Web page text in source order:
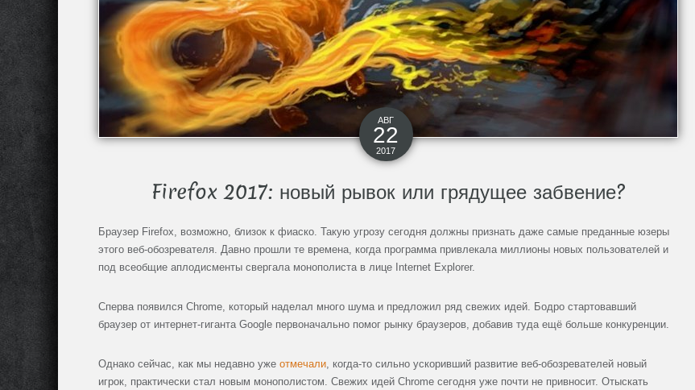
АВГ
22
2017
Firefox 2017: новый рывок или грядущее забвение?
Браузер Firefox, возможно, близок к фиаско. Такую угрозу сегодня должны признать даже самые преданные юзеры
этого веб-обозревателя. Давно прошли те времена, когда программа привлекала миллионы новых пользователей и
под всеобщие аплодисменты свергала монополиста в лице Internet Explorer.
Сперва появился Chrome, который наделал много шума и предложил ряд свежих идей. Бодро стартовавший
браузер от интернет-гиганта Google первоначально помог рынку браузеров, добавив туда ещё больше конкуренции.
Однако сейчас, как мы недавно уже отмечали , когда-то сильно ускоривший развитие веб-обозревателей новый
игрок, практически стал новым монополистом. Свежих идей Chrome сегодня уже почти не привносит. Отыскать